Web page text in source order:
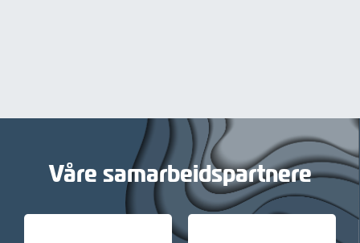
Våre samarbeidspartnere